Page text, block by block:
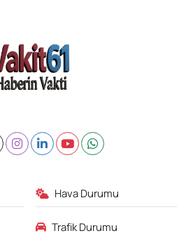
Hava Durumu
Trafik Durumu